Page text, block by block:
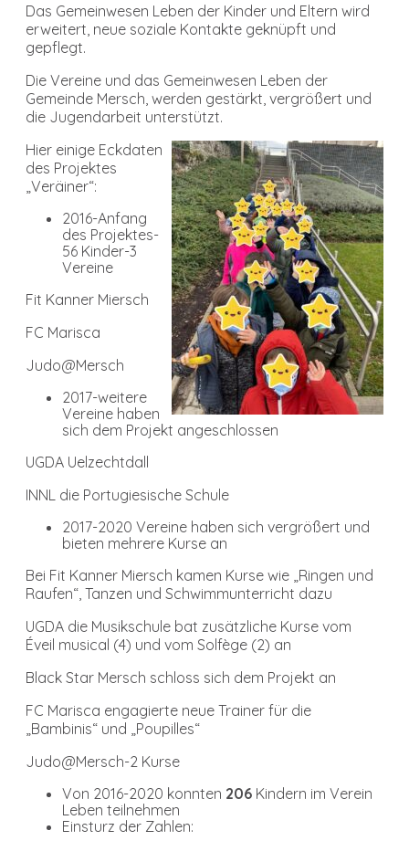
Das Gemeinwesen Leben der Kinder und Eltern wird
erweitert, neue soziale Kontakte geknüpft und
gepflegt.
Die Vereine und das Gemeinwesen Leben der
Gemeinde Mersch, werden gestärkt, vergrößert und
die Jugendarbeit unterstützt.
Hier einige Eckdaten
des Projektes
„Veräiner“:
2016-Anfang
des Projektes-
56 Kinder-3
Vereine
Fit Kanner Miersch
FC Marisca
Judo@Mersch
2017-weitere
Vereine haben
sich dem Projekt angeschlossen
UGDA Uelzechtdall
INNL die Portugiesische Schule
2017-2020 Vereine haben sich vergrößert und
bieten mehrere Kurse an
Bei Fit Kanner Miersch kamen Kurse wie „Ringen und
Raufen“, Tanzen und Schwimmunterricht dazu
UGDA die Musikschule bat zusätzliche Kurse vom
Éveil musical (4) und vom Solfège (2) an
Black Star Mersch schloss sich dem Projekt an
FC Marisca engagierte neue Trainer für die
„Bambinis“ und „Poupilles“
Judo@Mersch-2 Kurse
Von 2016-2020 konnten 206 Kindern im Verein
Leben teilnehmen
Einsturz der Zahlen: